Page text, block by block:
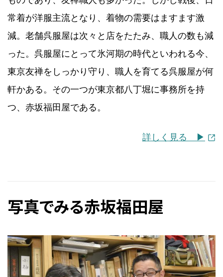
常着が洋服主流となり、着物の需要はますます激
減。老舗呉服屋は次々と店をたたみ、職人の数も減
った。呉服屋にとって氷河期の時代といわれる今、
東京友禅をしっかり守り、職人を育てる呉服屋が何
軒かある。その一つが東京都八丁堀に事務所を持
つ、赤坂福田屋である。
詳しく見る ▶
写真でみる赤坂福田屋